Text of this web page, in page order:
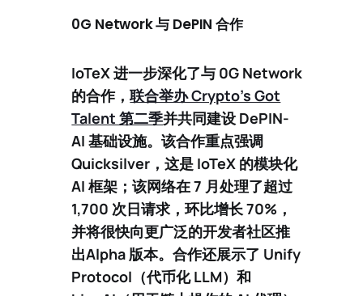
0G Network 与 DePIN 合作
IoTeX 进一步深化了与 0G Network
的合作，联合举办 Crypto’s Got
Talent 第二季并共同建设 DePIN-
AI 基础设施。该合作重点强调
Quicksilver ，这是 IoTeX 的模块化
AI 框架；该网络在 7 月处理了超过
1,700 次日请求 ，环比增长 70%，
并将很快向更广泛的开发者社区推
出Alpha 版本。合作还展示了 Unify
Protocol （代币化 LLM）和